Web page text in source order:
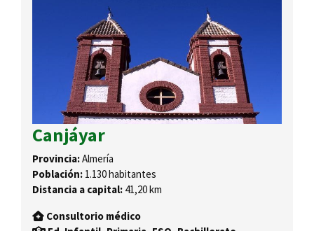
Canjáyar
Provincia:Almería
Población: 1.130 habitantes
Distancia a capital: 41,20 km
Consultorio médico